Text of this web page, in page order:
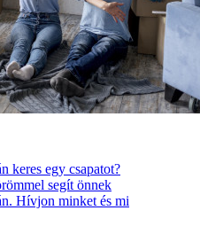
keres egy csapatot?
segít önnek
Hívjon minket és mi